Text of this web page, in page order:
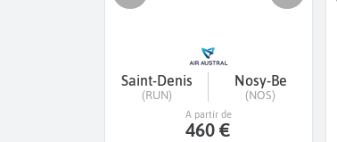
Saint-Denis
(RUN)
Nosy-Be
(NOS)
A partir de
460 €